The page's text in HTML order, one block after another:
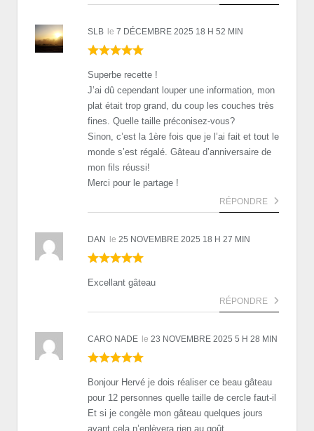
SLB le 7 DÉCEMBRE 2025 18 H 52 MIN
Superbe recette !
J’ai dû cependant louper une information, mon
plat était trop grand, du coup les couches très
fines. Quelle taille préconisez-vous?
Sinon, c’est la 1ère fois que je l’ai fait et tout le
monde s’est régalé. Gâteau d’anniversaire de
mon fils réussi!
Merci pour le partage !
RÉPONDRE
DAN le 25 NOVEMBRE 2025 18 H 27 MIN
Excellant gâteau
RÉPONDRE
CARO NADE le 23 NOVEMBRE 2025 5 H 28 MIN
Bonjour Hervé je dois réaliser ce beau gâteau
pour 12 personnes quelle taille de cercle faut-il
Et si je congèle mon gâteau quelques jours
avant cela n’enlèvera rien au goût